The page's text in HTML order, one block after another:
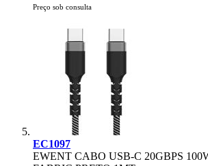
Preço sob consulta
EC1097
EWENT CABO USB-C 20GBPS